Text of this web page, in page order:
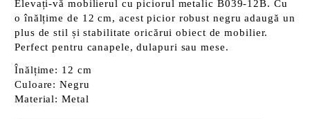
Elevați-vă mobilierul cu piciorul metalic B039-12B. Cu
o înălțime de 12 cm, acest picior robust negru adaugă un
plus de stil și stabilitate oricărui obiect de mobilier.
Perfect pentru canapele, dulapuri sau mese.
Înălțime: 12 cm
Culoare: Negru
Material: Metal